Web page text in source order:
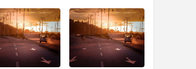
“重围”？